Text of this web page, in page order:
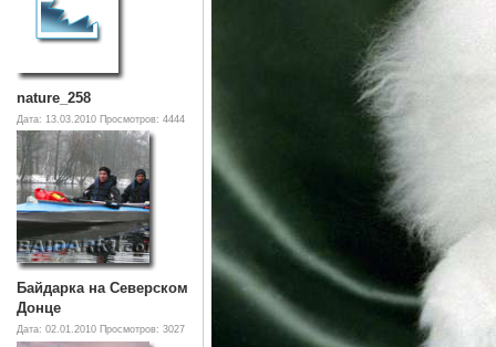
nature_258
Дата: 13.03.2010 Просмотров: 4444
Байдарка на Северском
Донце
Дата: 02.01.2010 Просмотров: 3027